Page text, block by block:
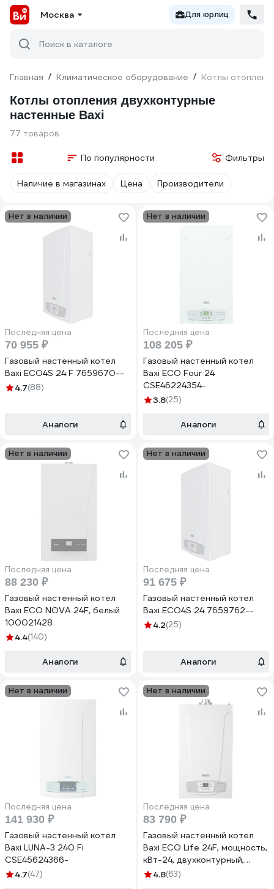
Москва Для юрлиц
Поиск в каталоге
Главная / Климатическое оборудование / Котлы
Котлы отопления двухконтурные
настенные Baxi
77 товаров
По популярности Фильтры
Наличие в магазинах Цена Производители
Нет в наличии
Последняя цена
70 955 ₽
Газовый настенный котел
Baxi ECO4S 24 F 7659670--
4.7(88)
Аналоги
Нет в наличии
Последняя цена
108 205 ₽
Газовый настенный котел
Baxi ECO Four 24
CSE46224354-
3.8(25)
Аналоги
Нет в наличии
Последняя цена
88 230 ₽
Газовый настенный котел
Baxi ECO NOVA 24F, белый
100021428
4.4(140)
Аналоги
Нет в наличии
Последняя цена
91 675 ₽
Газовый настенный котел
Baxi ECO4S 24 7659762--
4.2(25)
Аналоги
Нет в наличии
Последняя цена
141 930 ₽
Газовый настенный котел
Baxi LUNA-3 240 Fi
CSE45624366-
4.7(47)
Нет в наличии
Последняя цена
83 790 ₽
Газовый настенный котел
Baxi ECO Life 24F, мощность,
кВт-24, двухконтурный,
камера сгорания-закрытая
4.8(63)